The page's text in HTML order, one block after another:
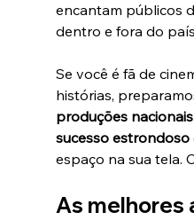
encantam públicos
dentro e fora do
Se você é fã de
histórias,
produções
sucesso estrondoso
espaço na sua tela.
As melhores